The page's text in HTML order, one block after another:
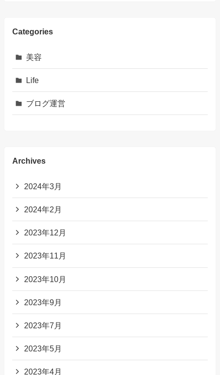
Categories
美容
Life
ブログ運営
Archives
2024年3月
2024年2月
2023年12月
2023年11月
2023年10月
2023年9月
2023年7月
2023年5月
2023年4月